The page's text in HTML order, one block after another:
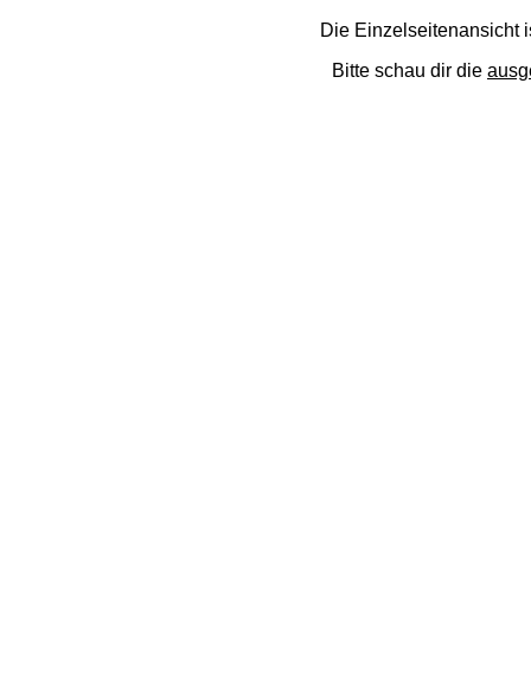
Die Einzelseitenansicht
Bitte schau dir die